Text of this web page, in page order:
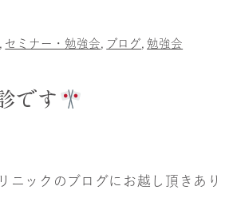
セミナー・勉強会 ブログ 勉強会
です‍
ニックのブログにお越し頂きあり